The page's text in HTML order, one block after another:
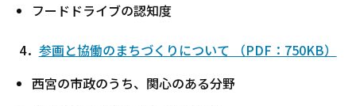
フードドライブの認知度
4． 参画と協働のまちづくりについて （PDF：750KB）
西宮の市政のうち、関心のある分野